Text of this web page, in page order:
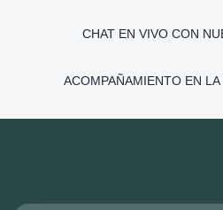
CHAT EN VIVO CON
ACOMPAÑAMIENTO EN